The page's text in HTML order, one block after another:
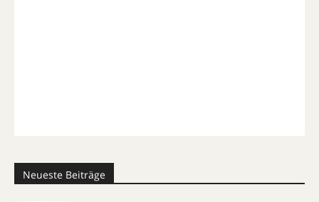
Neueste Beiträge